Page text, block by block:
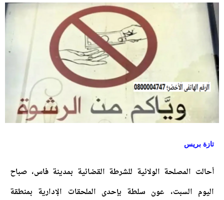
تازة بريس
أحالت المصلحة الولائية للشرطة القضائية بمدينة فاس، صباح
اليوم السبت، عون سلطة بإحدى الملحقات الإدارية بمنطقة